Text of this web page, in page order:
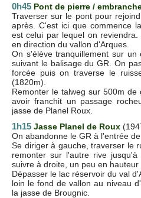
0h45 Pont de pierre /
Traverser sur le pont pour
après. C'est ici que commence
est celui par lequel on
en direction du vallon d'Arques.
On s'élève tranquillement sur un
suivant le balisage du GR. On
forcée puis on traverse le
(1820m).
Remonter le talweg sur 500m de
avoir franchit un passage
jasse de Planel Roux.
1h15 Jasse Planel de Roux
On abandonne le GR à l'entrée de
Se diriger à gauche, traverser le
remonter sur l'autre rive
suivre à droite, un peu en
Dépasser le lac réservoir du val
loin le fond de vallon au niveau
la jasse de Brougnic.